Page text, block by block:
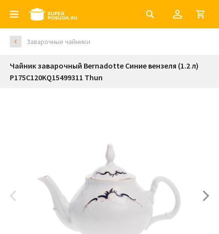
Заварочные чайники
Чайник заварочный Bernadotte Синие вензеля (1.2 л)
P175C120KQ15499311 Thun